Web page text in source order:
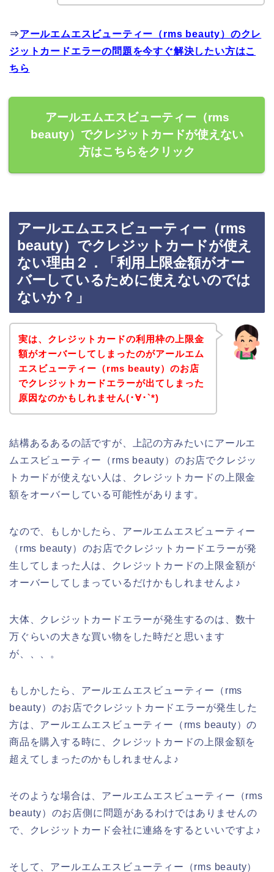
⇒アールエムエスビューティー（rms beauty）のクレ
ジットカードエラーの問題を今すぐ解決したい方はこ
ちら
アールエムエスビューティー（rms
beauty）でクレジットカードが使えない
方はこちらをクリック
アールエムエスビューティー（rms
beauty）でクレジットカードが使え
ない理由２．「利用上限金額がオー
バーしているために使えないのでは
ないか？」
実は、クレジットカードの利用枠の上限金
額がオーバーしてしまったのがアールエム
エスビューティー（rms beauty）のお店
でクレジットカードエラーが出てしまった
原因なのかもしれません(･∀･`*)
結構あるあるの話ですが、上記の方みたいにアールエ
ムエスビューティー（rms beauty）のお店でクレジッ
トカードが使えない人は、クレジットカードの上限金
額をオーバーしている可能性があります。
なので、もしかしたら、アールエムエスビューティー
（rms beauty）のお店でクレジットカードエラーが発
生してしまった人は、クレジットカードの上限金額が
オーバーしてしまっているだけかもしれませんよ♪
大体、クレジットカードエラーが発生するのは、数十
万ぐらいの大きな買い物をした時だと思います
が、、、。
もしかしたら、アールエムエスビューティー（rms
beauty）のお店でクレジットカードエラーが発生した
方は、アールエムエスビューティー（rms beauty）の
商品を購入する時に、クレジットカードの上限金額を
超えてしまったのかもしれませんよ♪
そのような場合は、アールエムエスビューティー（rms
beauty）のお店側に問題があるわけではありませんの
で、クレジットカード会社に連絡をするといいですよ♪
そして、アールエムエスビューティー（rms beauty）